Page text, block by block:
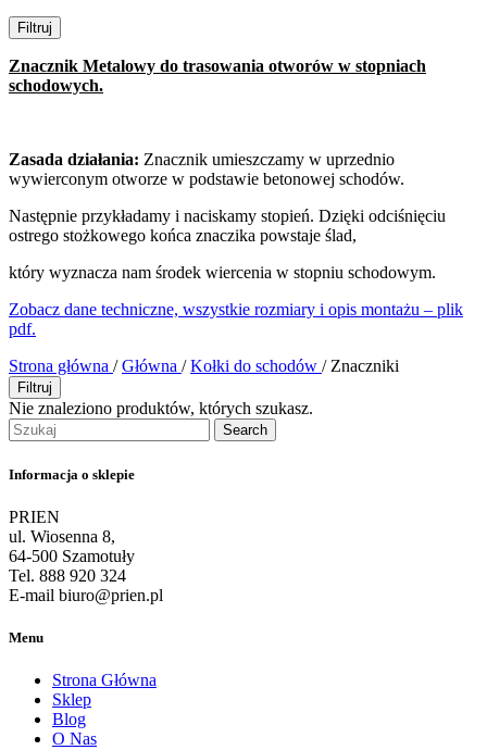
Filtruj
Znacznik Metalowy do trasowania otworów w stopniach
schodowych.
Zasada działania: Znacznik umieszczamy w uprzednio
wywierconym otworze w podstawie betonowej schodów.
Następnie przykładamy i naciskamy stopień. Dzięki odciśnięciu
ostrego stożkowego końca znaczika powstaje ślad,
który wyznacza nam środek wiercenia w stopniu schodowym.
Zobacz dane techniczne, wszystkie rozmiary i opis montażu – plik
pdf.
Strona główna / Główna / Kołki do schodów / Znaczniki
Filtruj
Nie znaleziono produktów, których szukasz.
Search
Informacja o sklepie
PRIEN
ul. Wiosenna 8,
64-500 Szamotuły
Tel. 888 920 324
E-mail biuro@prien.pl
Menu
Strona Główna
Sklep
Blog
O Nas